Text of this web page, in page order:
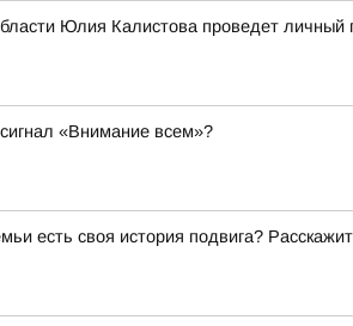
Юлия Калистова проведет личный
«Внимание всем»?
есть своя история подвига?